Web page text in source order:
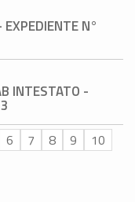
N°
INTESTATO -
6 7 8 9
10